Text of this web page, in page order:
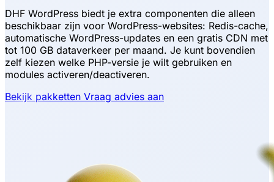
DHF WordPress biedt je extra componenten die alleen
beschikbaar zijn voor WordPress-websites: Redis-cache,
automatische WordPress-updates en een gratis CDN met
tot 100 GB dataverkeer per maand. Je kunt bovendien
zelf kiezen welke PHP-versie je wilt gebruiken en
modules activeren/deactiveren.
Bekijk pakketten Vraag advies aan